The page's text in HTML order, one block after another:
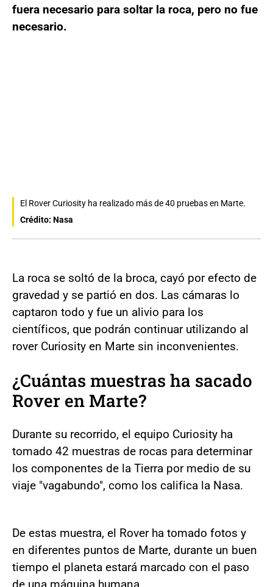
fuera necesario para soltar la roca, pero no fue
necesario.
El Rover Curiosity ha realizado más de 40 pruebas en Marte.
Crédito: Nasa
La roca se soltó de la broca, cayó por efecto de
gravedad y se partió en dos. Las cámaras lo
captaron todo y fue un alivio para los
científicos, que podrán continuar utilizando al
rover Curiosity en Marte sin inconvenientes.
¿Cuántas muestras ha sacado
Rover en Marte?
Durante su recorrido, el equipo Curiosity ha
tomado 42 muestras de rocas para determinar
los componentes de la Tierra por medio de su
viaje "vagabundo", como los califica la Nasa.
De estas muestra, el Rover ha tomado fotos y
en diferentes puntos de Marte, durante un buen
tiempo el planeta estará marcado con el paso
de una máquina humana.